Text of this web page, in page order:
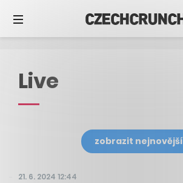
Live
zobrazit nejnovější
21. 6. 2024 12:44